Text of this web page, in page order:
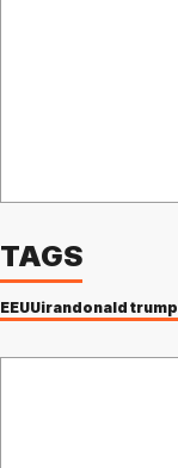
TAGS
EEUUirandonald trump